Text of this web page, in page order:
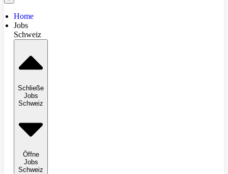
Home
Jobs
Schweiz
Schließe
Jobs
Schweiz
Öffne
Jobs
Schweiz